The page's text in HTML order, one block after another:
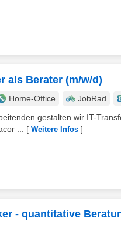
als Berater (m/w/d)
Home-Office JobRad
gestalten wir IT-
...
[ Weitere Infos ]
- quantitative